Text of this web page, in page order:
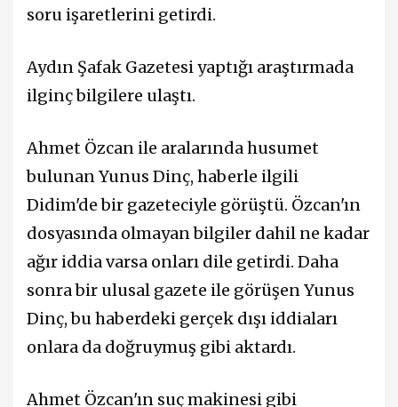
soru işaretlerini getirdi.
Aydın Şafak Gazetesi yaptığı araştırmada
ilginç bilgilere ulaştı.
Ahmet Özcan ile aralarında husumet
bulunan Yunus Dinç, haberle ilgili
Didim'de bir gazeteciyle görüştü. Özcan'ın
dosyasında olmayan bilgiler dahil ne kadar
ağır iddia varsa onları dile getirdi. Daha
sonra bir ulusal gazete ile görüşen Yunus
Dinç, bu haberdeki gerçek dışı iddiaları
onlara da doğruymuş gibi aktardı.
Ahmet Özcan'ın suç makinesi gibi